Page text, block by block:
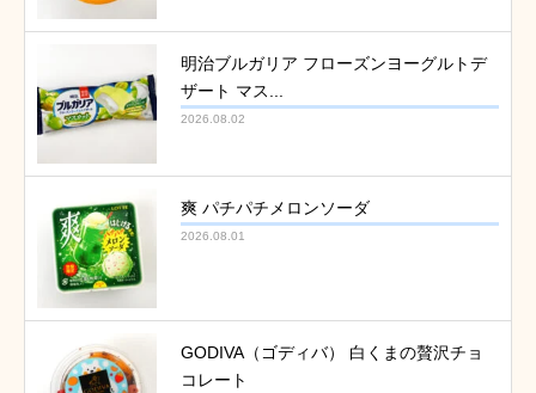
明治ブルガリア フローズンヨーグルトデ
ザート マス...
2026.08.02
爽 パチパチメロンソーダ
2026.08.01
GODIVA（ゴディバ） 白くまの贅沢チョ
コレート